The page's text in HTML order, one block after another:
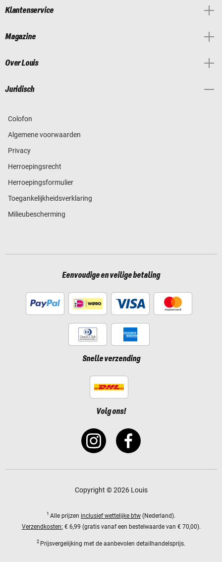
Klantenservice
Magazine
Over Louis
Juridisch
Colofon
Algemene voorwaarden
Privacy
Herroepingsrecht
Herroepingsformulier
Toegankelijkheidsverklaring
Milieubescherming
Eenvoudige en veilige betaling
Snelle verzending
Volg ons!
Copyright © 2026 Louis
1 Alle prijzen inclusief wettelijke btw (Nederland).
Verzendkosten: € 6,99 (gratis vanaf een bestelwaarde van € 70,00).
2 Prijsvergelijking met de aanbevolen detailhandelsprijs.